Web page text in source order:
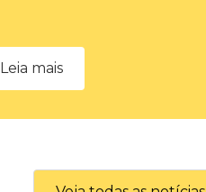
Leia mais